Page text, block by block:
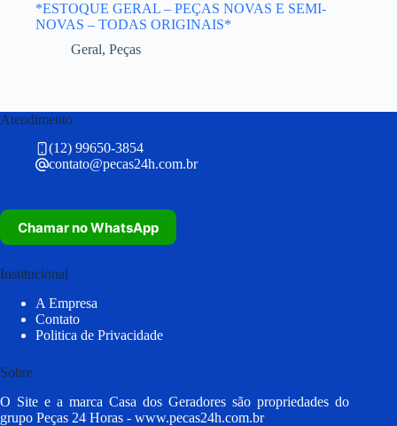
*ESTOQUE GERAL – PEÇAS NOVAS E SEMI-
NOVAS – TODAS ORIGINAIS*
Geral, Peças
Atendimento
(12) 99650-3854
contato@pecas24h.com.br
Chamar no WhatsApp
Institucional
A Empresa
Contato
Politica de Privacidade
Sobre
O Site e a marca Casa dos Geradores são propriedades do
grupo Peças 24 Horas - www.pecas24h.com.br